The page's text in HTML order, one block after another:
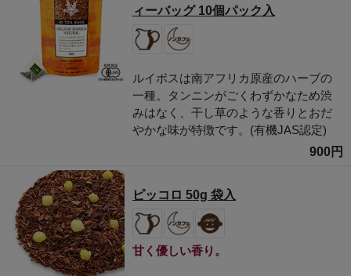
ィーバッグ 10個パック入
ルイボスは南アフリカ原産のハーブの
一種。タンニンがごくわずかなため渋
みはなく、干し草のような香りとおだ
やかな味が特徴です。(有機JAS認定)
900円
ピッコロ 50g 袋入
甘く優しい香り。